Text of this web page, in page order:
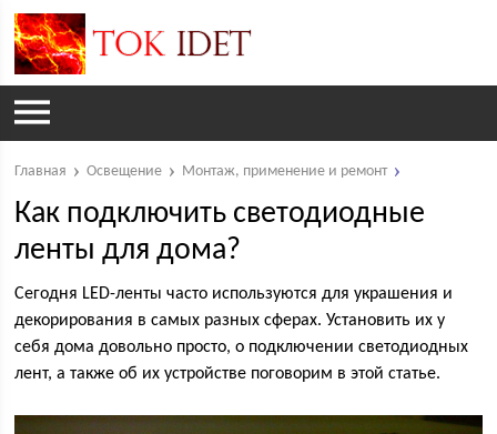
Главная Освещение Монтаж, применение и ремонт
Как подключить светодиодные
ленты для дома?
Сегодня LED-ленты часто используются для украшения и
декорирования в самых разных сферах. Установить их у
себя дома довольно просто, о подключении светодиодных
лент, а также об их устройстве поговорим в этой статье.